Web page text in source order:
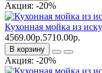
Акция: -20%
Кухонная мойка из
4569.00р.5710.00р.
В корзину
Акция: -20%